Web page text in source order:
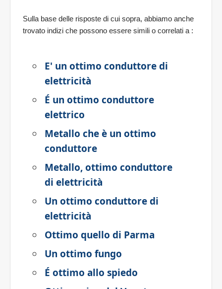
Sulla base delle risposte di cui sopra, abbiamo anche
trovato indizi che possono essere simili o correlati a :
E' un ottimo conduttore di
elettricità
É un ottimo conduttore
elettrico
Metallo che è un ottimo
conduttore
Metallo, ottimo conduttore
di elettricità
Un ottimo conduttore di
elettricità
Ottimo quello di Parma
Un ottimo fungo
É ottimo allo spiedo